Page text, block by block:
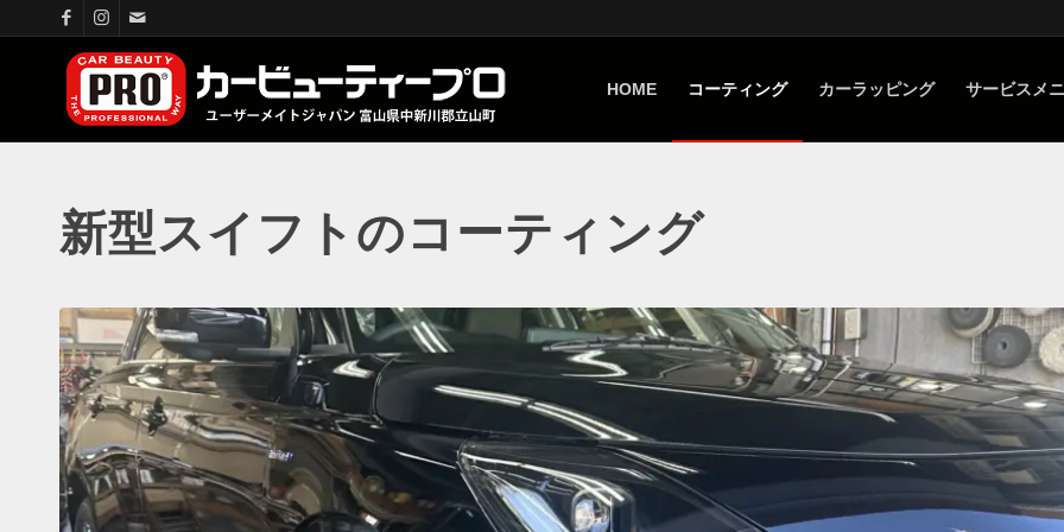
HOME コーティング カーラッピング サービスメ
新型スイフトのコーティング